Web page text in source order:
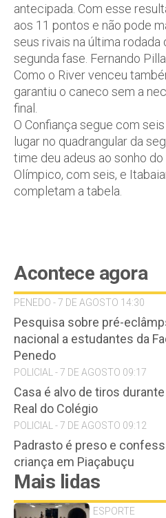
antecipada. Com esse
aos 11 pontos e não pode
seus rivais na última rodada
segunda fase. Fernando
Como o River venceu
garantiu o caneco sem a
final.
O Confiança segue com
lugar no quadrangular da
time deu adeus ao sonho
Olímpico, com seis, e
completam a tabela.
Acontece agora
PENEDO - 7 DE AGOSTO 14:30
Pesquisa sobre pré-
nacional a estudantes da
Penedo
POLICIAL - 7 DE AGOSTO 09:17
Casa é alvo de tiros
Real do Colégio
POLICIAL - 7 DE AGOSTO 09:12
Padrasto é preso e
criança em Piaçabuçu
Mais lidas
ESPORTE